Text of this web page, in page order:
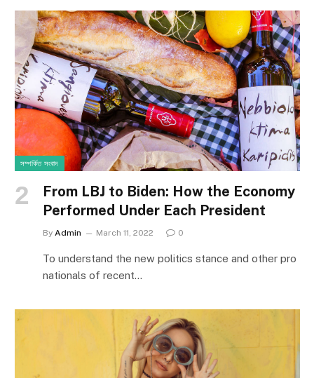
সম্পর্কিত সংবাদ
From LBJ to Biden: How the Economy
Performed Under Each President
By Admin March 11, 2022 0
To understand the new politics stance and other pro
nationals of recent…